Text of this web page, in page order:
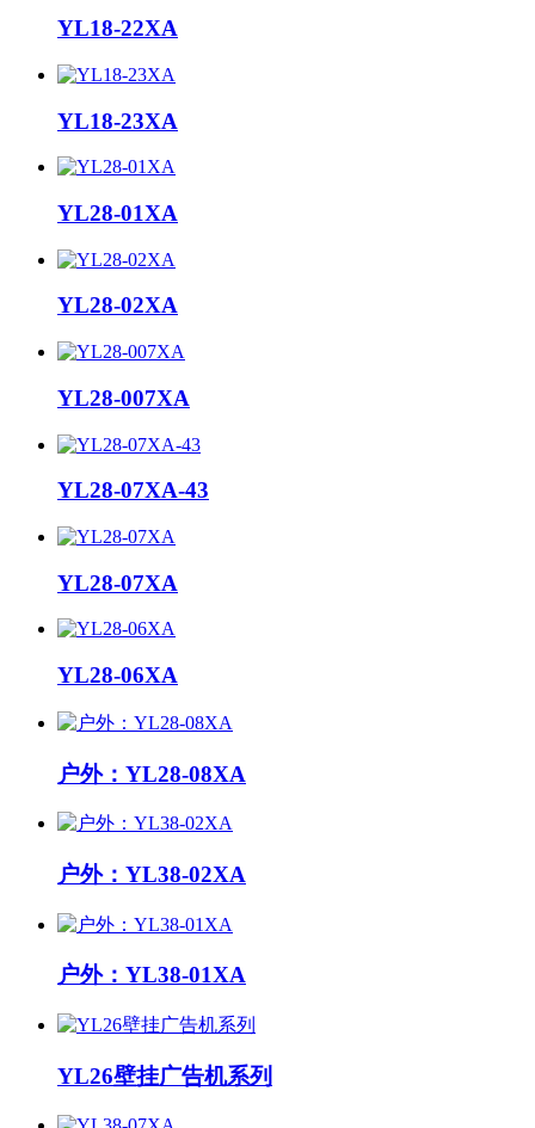
YL18-22XA
YL18-23XA
YL28-01XA
YL28-02XA
YL28-007XA
YL28-07XA-43
YL28-07XA
YL28-06XA
户外：YL28-08XA
户外：YL38-02XA
户外：YL38-01XA
YL26壁挂广告机系列